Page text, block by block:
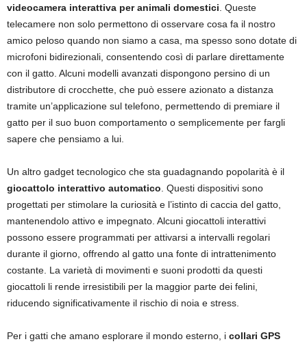
videocamera interattiva per animali domestici . Queste
telecamere non solo permettono di osservare cosa fa il nostro
amico peloso quando non siamo a casa, ma spesso sono dotate di
microfoni bidirezionali, consentendo così di parlare direttamente
con il gatto. Alcuni modelli avanzati dispongono persino di un
distributore di crocchette, che può essere azionato a distanza
tramite un’applicazione sul telefono, permettendo di premiare il
gatto per il suo buon comportamento o semplicemente per fargli
sapere che pensiamo a lui.
Un altro gadget tecnologico che sta guadagnando popolarità è il
giocattolo interattivo automatico . Questi dispositivi sono
progettati per stimolare la curiosità e l’istinto di caccia del gatto,
mantenendolo attivo e impegnato. Alcuni giocattoli interattivi
possono essere programmati per attivarsi a intervalli regolari
durante il giorno, offrendo al gatto una fonte di intrattenimento
costante. La varietà di movimenti e suoni prodotti da questi
giocattoli li rende irresistibili per la maggior parte dei felini,
riducendo significativamente il rischio di noia e stress.
Per i gatti che amano esplorare il mondo esterno, i collari GPS